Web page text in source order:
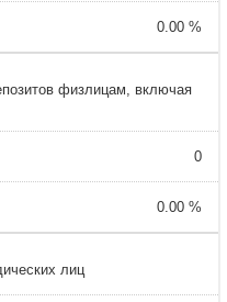
0.00 %
физлицам, включая
0
0.00 %
лиц